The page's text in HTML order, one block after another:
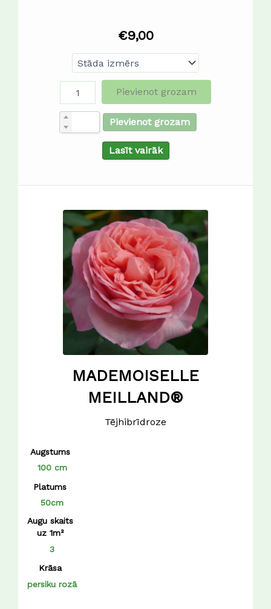
€9,00
Pievienot grozam
Pievienot grozam
Lasīt vairāk
MADEMOISELLE
MEILLAND®
Tējhibrīdroze
Augstums
100 cm
Platums
50cm
Augu skaits
uz 1m²
3
Krāsa
persiku rozā